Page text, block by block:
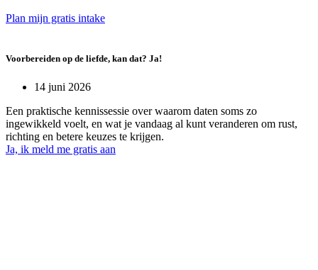
Plan mijn gratis intake
Voorbereiden op de liefde, kan dat? Ja!
14 juni 2026
Een praktische kennissessie over waarom daten soms zo
ingewikkeld voelt, en wat je vandaag al kunt veranderen om rust,
richting en betere keuzes te krijgen.
Ja, ik meld me gratis aan